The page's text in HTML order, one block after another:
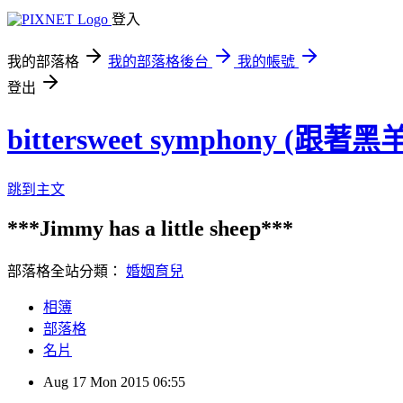
登入
我的部落格 我的部落格後台
我的帳號
登出
bittersweet symphony (跟著黑
跳到主文
***Jimmy has a little sheep***
部落格全站分類： 婚姻育兒
相簿
部落格
名片
Aug 17 Mon 2015 06:55